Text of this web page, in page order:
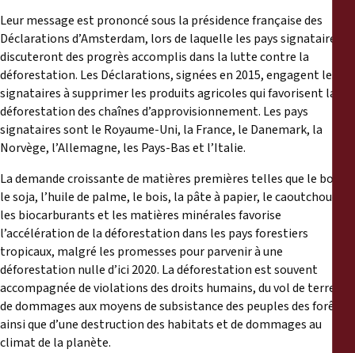
Leur message est prononcé sous la présidence française des
Déclarations d’Amsterdam, lors de laquelle les pays signataires
discuteront des progrès accomplis dans la lutte contre la
déforestation. Les Déclarations, signées en 2015, engagent les
signataires à supprimer les produits agricoles qui favorisent la
déforestation des chaînes d’approvisionnement. Les pays
signataires sont le Royaume-Uni, la France, le Danemark, la
Norvège, l’Allemagne, les Pays-Bas et l’Italie.
La demande croissante de matières premières telles que le bœuf,
le soja, l’huile de palme, le bois, la pâte à papier, le caoutchouc,
les biocarburants et les matières minérales favorise
l’accélération de la déforestation dans les pays forestiers
tropicaux, malgré les promesses pour parvenir à une
déforestation nulle d’ici 2020. La déforestation est souvent
accompagnée de violations des droits humains, du vol de terres et
de dommages aux moyens de subsistance des peuples des forêts,
ainsi que d’une destruction des habitats et de dommages au
climat de la planète.